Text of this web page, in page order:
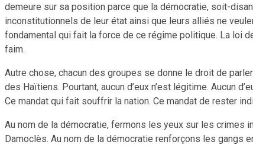
demeure sur sa position parce que la démocratie, soit-
inconstitutionnels de leur état ainsi que leurs alliés ne
fondamental qui fait la force de ce régime politique. La loi
faim.
Autre chose, chacun des groupes se donne le droit de
des Haïtiens. Pourtant, aucun d’eux n’est légitime. Aucun
Ce mandat qui fait souffrir la nation. Ce mandat de rester
Au nom de la démocratie, fermons les yeux sur les crimes
Damoclès. Au nom de la démocratie renforçons les gangs